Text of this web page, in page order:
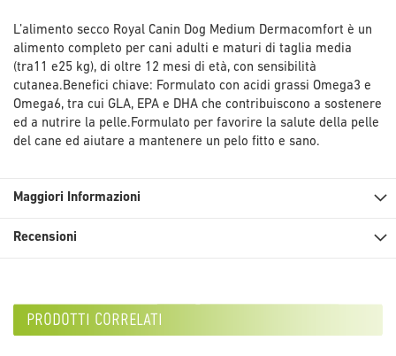
L’alimento secco Royal Canin Dog Medium Dermacomfort è un
alimento completo per cani adulti e maturi di taglia media
(tra11 e25 kg), di oltre 12 mesi di età, con sensibilità
cutanea.Benefici chiave: Formulato con acidi grassi Omega3 e
Omega6, tra cui GLA, EPA e DHA che contribuiscono a sostenere
ed a nutrire la pelle.Formulato per favorire la salute della pelle
del cane ed aiutare a mantenere un pelo fitto e sano.
Maggiori Informazioni
Recensioni
prodotti correlati